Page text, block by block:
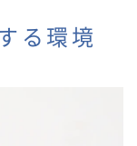
る環境